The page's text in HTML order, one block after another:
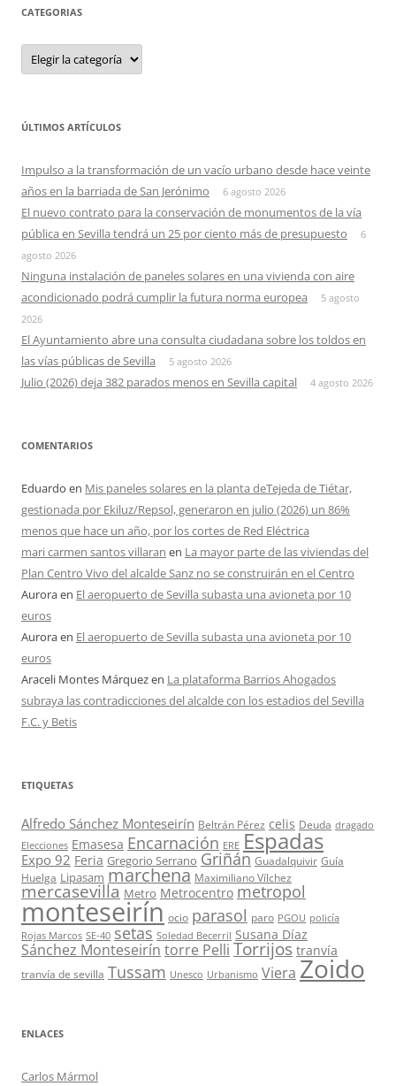
CATEGORIAS
Categorias
ÚLTIMOS ARTÍCULOS
Impulso a la transformación de un vacío urbano desde hace veinte
años en la barriada de San Jerónimo
6 agosto 2026
El nuevo contrato para la conservación de monumentos de la vía
pública en Sevilla tendrá un 25 por ciento más de presupuesto
6
agosto 2026
Ninguna instalación de paneles solares en una vivienda con aire
acondicionado podrá cumplir la futura norma europea
5 agosto
2026
El Ayuntamiento abre una consulta ciudadana sobre los toldos en
las vías públicas de Sevilla
5 agosto 2026
Julio (2026) deja 382 parados menos en Sevilla capital 4 agosto 2026
COMENTARIOS
Eduardo en Mis paneles solares en la planta deTejeda de Tiétar,
gestionada por Ekiluz/Repsol, generaron en julio (2026) un 86%
menos que hace un año, por los cortes de Red Eléctrica
mari carmen santos villaran en La mayor parte de las viviendas del
Plan Centro Vivo del alcalde Sanz no se construirán en el Centro
Auroraen El aeropuerto de Sevilla subasta una avioneta por 10
euros
Auroraen El aeropuerto de Sevilla subasta una avioneta por 10
euros
Araceli Montes Márquezen La plataforma Barrios Ahogados
subraya las contradicciones del alcalde con los estadios del Sevilla
F.C. y Betis
ETIQUETAS
Alfredo Sánchez Monteseirín Beltrán Pérez celis Deuda dragado
Elecciones Emasesa Encarnación ERE Espadas
Expo 92 Feria Gregorio Serrano Griñán Guadalquivir Guía
Huelga Lipasam marchena Maximiliano Vílchez
mercasevilla Metro Metrocentro metropol
monteseirín ocio parasol paro PGOU policía
Rojas Marcos SE-40 setas Soledad Becerril Susana Díaz
Sánchez Monteseirín torre Pelli Torrijos tranvía
tranvía de sevilla Tussam Unesco Urbanismo Viera Zoido
ENLACES
Carlos Mármol